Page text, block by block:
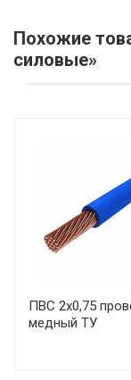
Похожие
силовые»
ПВС 2х0,75
медный ТУ